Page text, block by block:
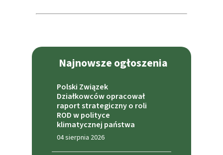
Najnowsze ogłoszenia
Polski Związek
Działkowców opracował
raport strategiczny o roli
ROD w polityce
klimatycznej państwa
04 sierpnia 2026